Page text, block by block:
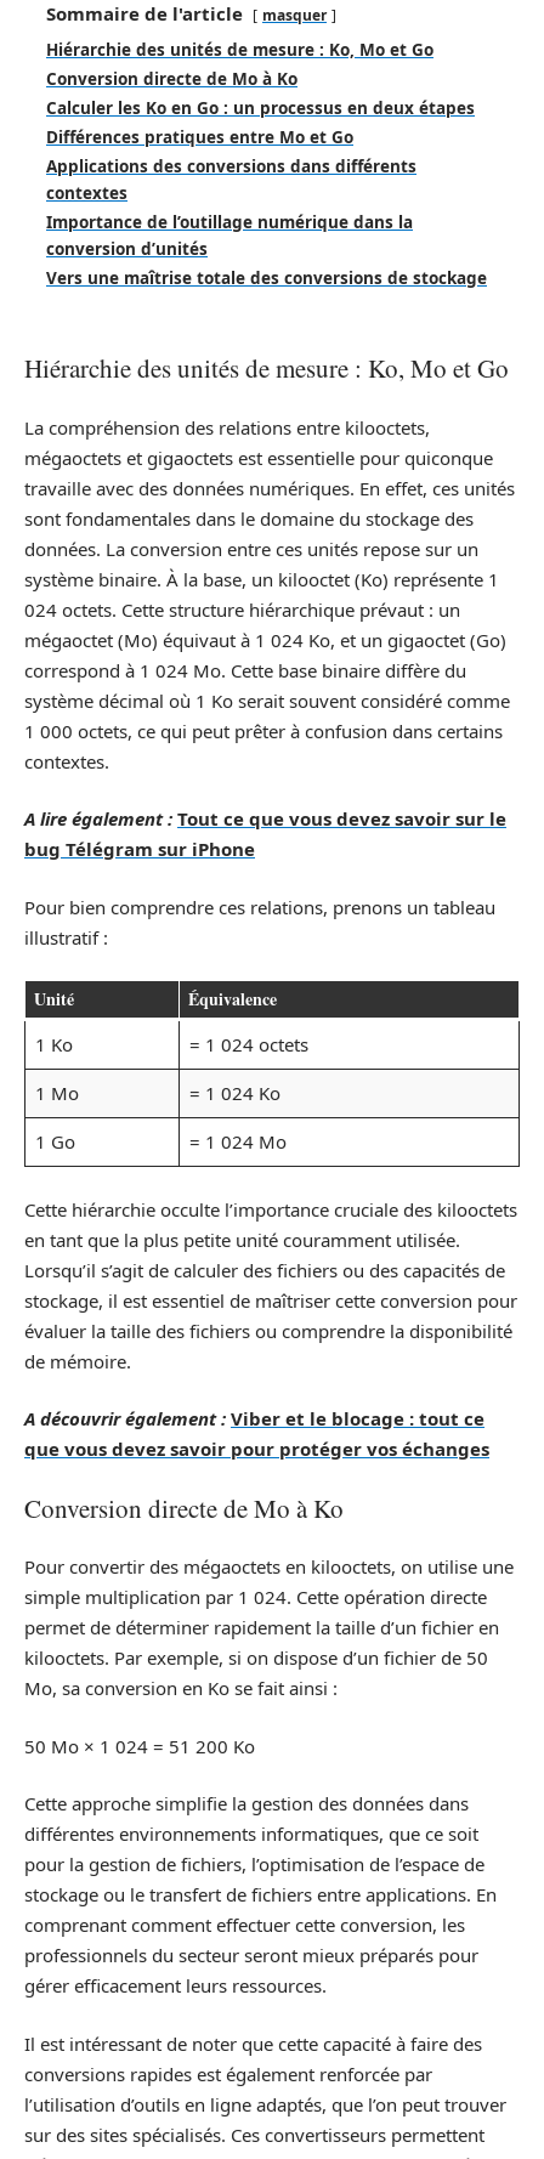
Sommaire de l'article masquer
Hiérarchie des unités de mesure : Ko, Mo et Go
Conversion directe de Mo à Ko
Calculer les Ko en Go : un processus en deux étapes
Différences pratiques entre Mo et Go
Applications des conversions dans différents
contextes
Importance de l’outillage numérique dans la
conversion d’unités
Vers une maîtrise totale des conversions de stockage
Hiérarchie des unités de mesure : Ko, Mo et Go
La compréhension des relations entre kilooctets,
mégaoctets et gigaoctets est essentielle pour quiconque
travaille avec des données numériques. En effet, ces unités
sont fondamentales dans le domaine du stockage des
données. La conversion entre ces unités repose sur un
système binaire. À la base, un kilooctet (Ko) représente 1
024 octets. Cette structure hiérarchique prévaut : un
mégaoctet (Mo) équivaut à 1 024 Ko, et un gigaoctet (Go)
correspond à 1 024 Mo. Cette base binaire diffère du
système décimal où 1 Ko serait souvent considéré comme
1 000 octets, ce qui peut prêter à confusion dans certains
contextes.
A lire également : Tout ce que vous devez savoir sur le
bug Télégram sur iPhone
Pour bien comprendre ces relations, prenons un tableau
illustratif :
Unité Équivalence
1 Ko
= 1 024 octets
1 Mo
= 1 024 Ko
1 Go
= 1 024 Mo
Cette hiérarchie occulte l’importance cruciale des kilooctets
en tant que la plus petite unité couramment utilisée.
Lorsqu’il s’agit de calculer des fichiers ou des capacités de
stockage, il est essentiel de maîtriser cette conversion pour
évaluer la taille des fichiers ou comprendre la disponibilité
de mémoire.
A découvrir également : Viber et le blocage : tout ce
que vous devez savoir pour protéger vos échanges
Conversion directe de Mo à Ko
Pour convertir des mégaoctets en kilooctets, on utilise une
simple multiplication par 1 024. Cette opération directe
permet de déterminer rapidement la taille d’un fichier en
kilooctets. Par exemple, si on dispose d’un fichier de 50
Mo, sa conversion en Ko se fait ainsi :
50 Mo × 1 024 = 51 200 Ko
Cette approche simplifie la gestion des données dans
différentes environnements informatiques, que ce soit
pour la gestion de fichiers, l’optimisation de l’espace de
stockage ou le transfert de fichiers entre applications. En
comprenant comment effectuer cette conversion, les
professionnels du secteur seront mieux préparés pour
gérer efficacement leurs ressources.
Il est intéressant de noter que cette capacité à faire des
conversions rapides est également renforcée par
l’utilisation d’outils en ligne adaptés, que l’on peut trouver
sur des sites spécialisés. Ces convertisseurs permettent